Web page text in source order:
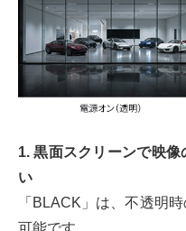
1. 黒面スクリーンで映
い
「BLACK」は、不透明